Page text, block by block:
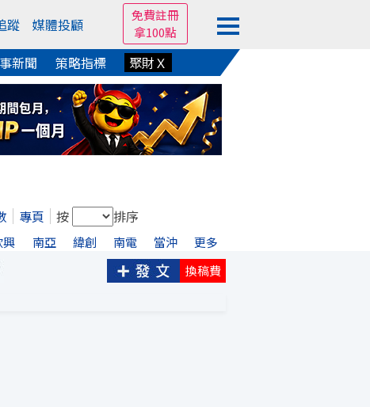
蹤 媒體投顧
免費註冊
拿100點
新聞 策略指標 聚財Ｘ
專頁 按 排序
興 南亞 緯創 南電 當沖 更多
換稿費